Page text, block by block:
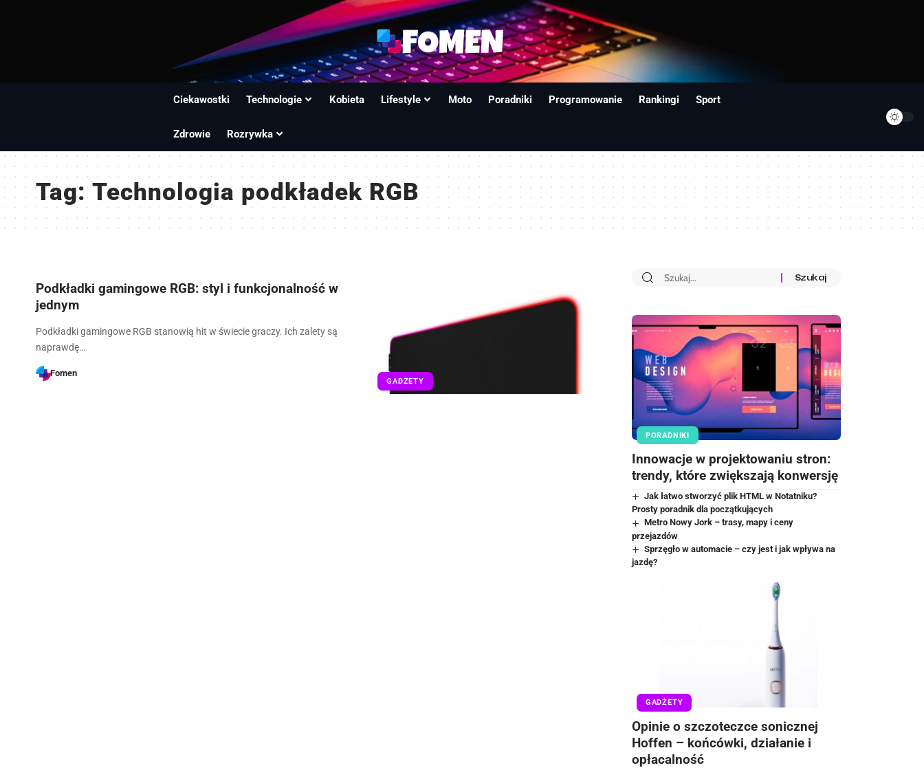
Ciekawostki Technologie Kobieta Lifestyle Moto Poradniki Programowanie Rankingi Sport
Zdrowie Rozrywka
Tag:Technologia podkładek RGB
GADŻETY
Podkładki gamingowe RGB: styl i funkcjonalność w
jednym
Podkładki gamingowe RGB stanowią hit w świecie graczy. Ich zalety są
naprawdę…
Fomen
PORADNIKI
Innowacje w projektowaniu stron:
trendy, które zwiększają konwersję
Jak łatwo stworzyć plik HTML w Notatniku?
Prosty poradnik dla początkujących
Metro Nowy Jork – trasy, mapy i ceny
przejazdów
Sprzęgło w automacie – czy jest i jak wpływa na
jazdę?
GADŻETY
Opinie o szczoteczce sonicznej
Hoffen – końcówki, działanie i
opłacalność